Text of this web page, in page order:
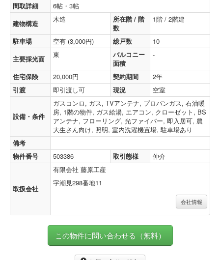
間取詳細
6帖・3帖
建物構造
木造
所在階 / 階
数
1階 / 2階建
駐車場 空有 (3,000円) 総戸数
10
主要採光面
東
バルコニー
面積
-
住宅保険 20,000円 契約期間
2年
引渡
即引渡し可 現況 空室
設備・条件
ガスコンロ, ガス, TVアンテナ, プロパンガス, 石油暖
房, 1階の物件, ガス給湯, エアコン, クローゼット, BS
アンテナ, フローリング, 光ファイバー, 即入居可, 農
大生さん向け, 照明, 室内洗濯機置場, 駐車場あり
備考
物件番号
503386 取引態様 仲介
取扱会社
有限会社 藤原工産
字潮見298番地11
会社情報
この物件に問い合わせる（無料）